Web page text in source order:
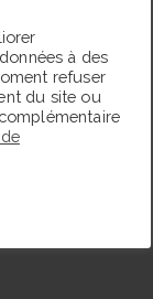
théâtrales,
en études
membre du
en 2009, a
et de
à des
refuser
du site ou